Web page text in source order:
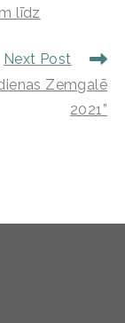
līdz
Next Post
Zemgalē
2021”